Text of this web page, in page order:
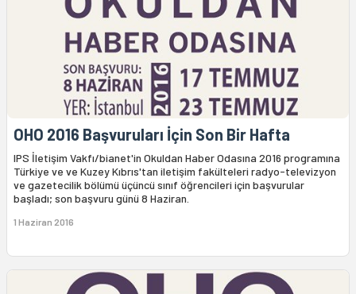
OHO 2016 Başvuruları İçin Son Bir Hafta
IPS İletişim Vakfı/bianet'in Okuldan Haber Odasına 2016 programına
Türkiye ve ve Kuzey Kıbrıs'tan iletişim fakülteleri radyo-televizyon
ve gazetecilik bölümü üçüncü sınıf öğrencileri için başvurular
başladı; son başvuru günü 8 Haziran.
1 Haziran 2016